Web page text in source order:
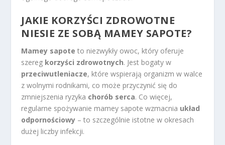
JAKIE KORZYŚCI ZDROWOTNE
NIESIE ZE SOBĄ MAMEY SAPOTE?
Mamey sapote to niezwykły owoc, który oferuje
szereg korzyści zdrowotnych. Jest bogaty w
przeciwutleniacze, które wspierają organizm w walce
z wolnymi rodnikami, co może przyczynić się do
zmniejszenia ryzyka chorób serca. Co więcej,
regularne spożywanie mamey sapote wzmacnia układ
odpornościowy – to szczególnie istotne w okresach
dużej liczby infekcji.